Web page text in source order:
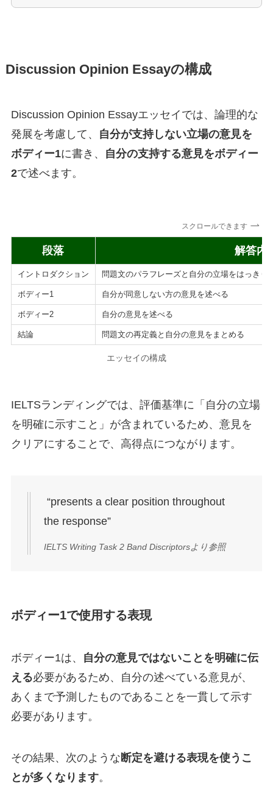
Discussion Opinion Essayの構成
Discussion Opinion Essayエッセイでは、論理的な
発展を考慮して、
自分が支持しない立場の意見を
ボディー1に書き、
自分の支持する意見をボディー
2で述べます。
スクロールできます
段落 解答内
イントロダクション 問題文のパラフレーズと自分の立場をはっきり
ボディー1 自分が同意しない方の意見を述べる
ボディー2 自分の意見を述べる
結論 問題文の再定義と自分の意見をまとめる
エッセイの構成
IELTSランディングでは、評価基準に「自分の立場
を明確に示すこと」が含まれているため、意見を
クリアにすることで、高得点につながります。
“presents a clear position throughout
the response”
IELTS Writing Task 2 Band Discriptorsより参照
ボディー1で使用する表現
ボディー1は、
自分の意見ではないことを明確に伝
える必要があるため、自分の述べている意見が、
あくまで予測したものであることを一貫して示す
必要があります。
その結果、次のような断定を避ける表現を使うこ
とが多くなります。